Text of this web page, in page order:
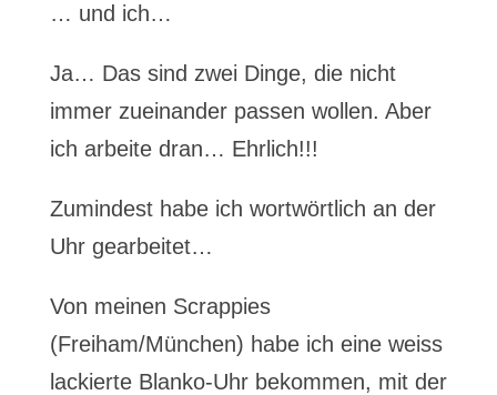
… und ich…
Ja… Das sind zwei Dinge, die nicht
immer zueinander passen wollen. Aber
ich arbeite dran… Ehrlich!!!
Zumindest habe ich wortwörtlich an der
Uhr gearbeitet…
Von meinen Scrappies
(Freiham/München) habe ich eine weiss
lackierte Blanko-Uhr bekommen, mit der